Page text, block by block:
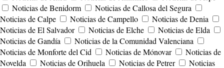
Noticias de Benidorm
Noticias de Callosa del Segura
Noticias de Calpe
Noticias de Campello
Noticias de Denia
Noticias de El Salvador
Noticias de Elche
Noticias de Elda
Noticias de Gandía
Noticias de la Comunidad Valenciana
Noticias de Monforte del Cid
Noticias de Mónovar
Noticias de
Novelda
Noticias de Orihuela Noticias de Petrer Noticias